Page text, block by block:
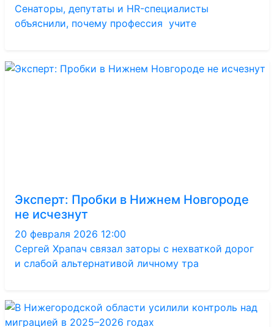
Сенаторы, депутаты и HR-специалисты
объяснили, почему профессия учите
Эксперт: Пробки в Нижнем Новгороде
не исчезнут
20 февраля 2026 12:00
Сергей Храпач связал заторы с нехваткой дорог
и слабой альтернативой личному тра